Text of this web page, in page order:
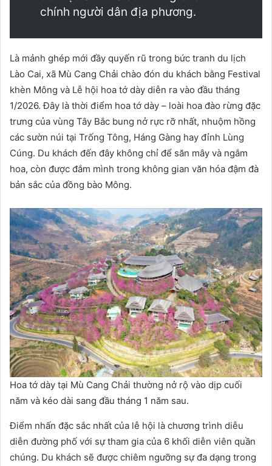
chính người dân địa phương.
Là mảnh ghép mới đầy quyến rũ trong bức tranh du lịch
Lào Cai, xã Mù Cang Chải chào đón du khách bằng Festival
khèn Mông và Lễ hội hoa tớ dày diễn ra vào đầu tháng
1/2026. Đây là thời điểm hoa tớ dày – loài hoa đào rừng đặc
trưng của vùng Tây Bắc bung nở rực rỡ nhất, nhuộm hồng
các sườn núi tại Trống Tông, Háng Gàng hay đỉnh Lùng
Cúng. Du khách đến đây không chỉ để săn mây và ngắm
hoa, còn được đắm mình trong không gian văn hóa đậm đà
bản sắc của đồng bào Mông.
Hoa tớ dày tại Mù Cang Chải thường nở rộ vào dịp cuối
năm và kéo dài sang đầu tháng 1 năm sau.
Điểm nhấn đặc sắc nhất của lễ hội là chương trình diễu
diễn đường phố với sự tham gia của 6 khối diễn viên quần
chúng. Du khách sẽ được chiêm ngưỡng sự đa dạng trong